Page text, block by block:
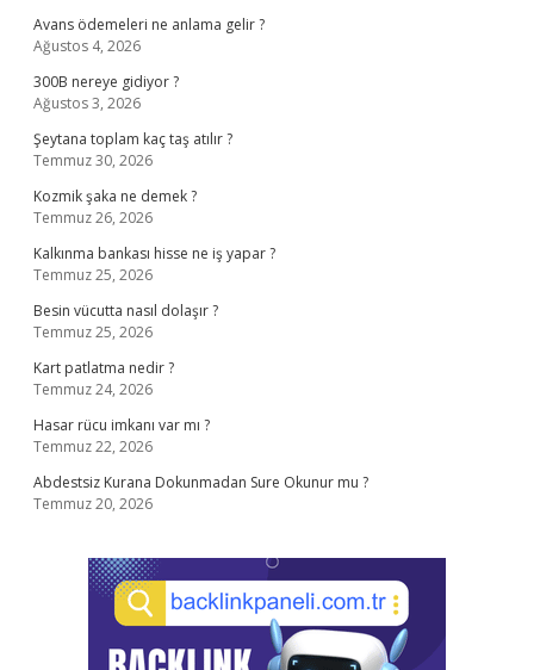
Avans ödemeleri ne anlama gelir ?
Ağustos 4, 2026
300B nereye gidiyor ?
Ağustos 3, 2026
Şeytana toplam kaç taş atılır ?
Temmuz 30, 2026
Kozmik şaka ne demek ?
Temmuz 26, 2026
Kalkınma bankası hisse ne iş yapar ?
Temmuz 25, 2026
Besin vücutta nasıl dolaşır ?
Temmuz 25, 2026
Kart patlatma nedir ?
Temmuz 24, 2026
Hasar rücu imkanı var mı ?
Temmuz 22, 2026
Abdestsiz Kurana Dokunmadan Sure Okunur mu ?
Temmuz 20, 2026